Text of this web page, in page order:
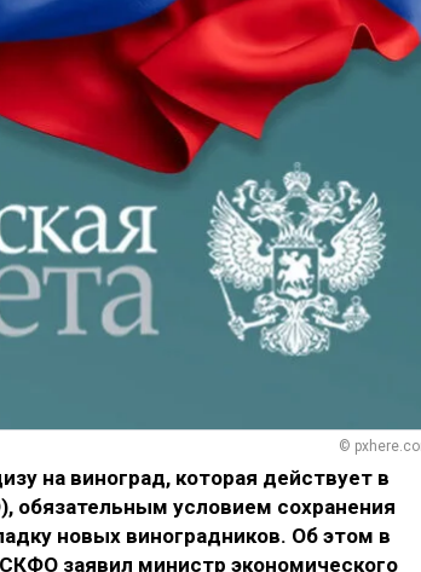
©
на виноград, которая действует в
обязательным условием сохранения
новых виноградников. Об этом в
заявил министр экономического